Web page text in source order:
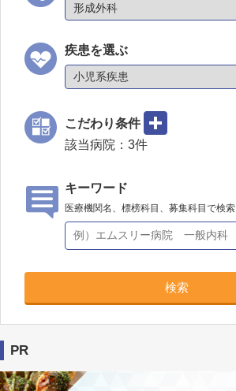
疾患を選ぶ
こだわり条件
該当病院： 3件
キーワード
医療機関名、標榜科目、募集科目で検索
検索
PR